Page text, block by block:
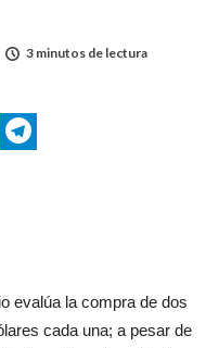
3 minutos de lectura
evalúa la compra de dos
cada una; a pesar de